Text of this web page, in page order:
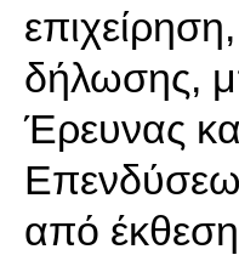
δήλωσης,
Έρευνας
από